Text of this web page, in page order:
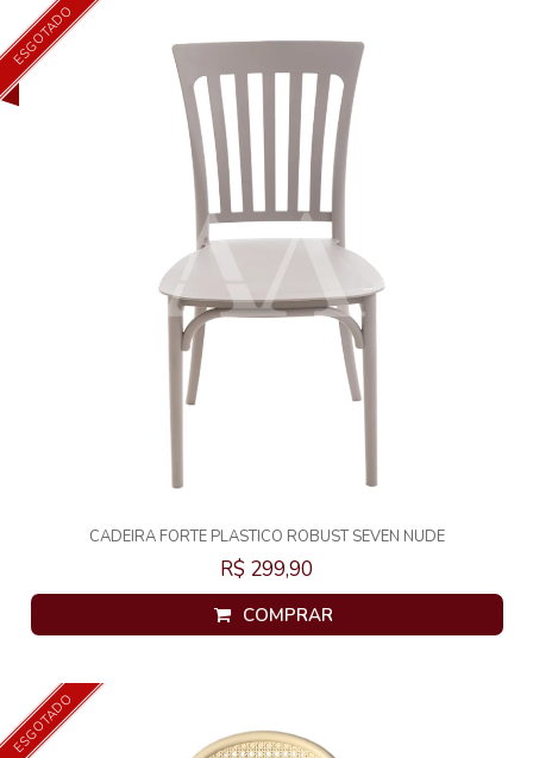
ESGOTADO
CADEIRA FORTE PLASTICO ROBUST SEVEN NUDE
R$ 299,90
COMPRAR
ESGOTADO